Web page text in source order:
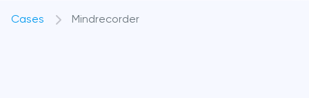
Cases Mindrecorder